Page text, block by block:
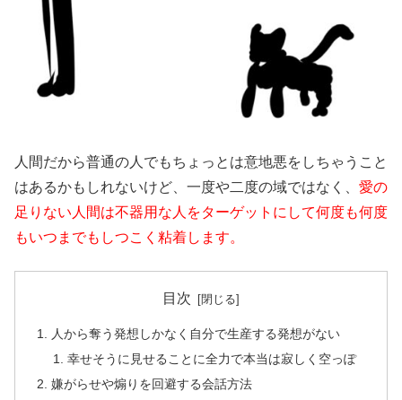
人間だから普通の人でもちょっとは意地悪をしちゃうこと
はあるかもしれないけど、一度や二度の域ではなく、 愛の
足りない人間は不器用な人をターゲットにして何度も何度
もいつまでもしつこく粘着します。
目次
人から奪う発想しかなく自分で生産する発想がない
幸せそうに見せることに全力で本当は寂しく空っぽ
嫌がらせや煽りを回避する会話方法